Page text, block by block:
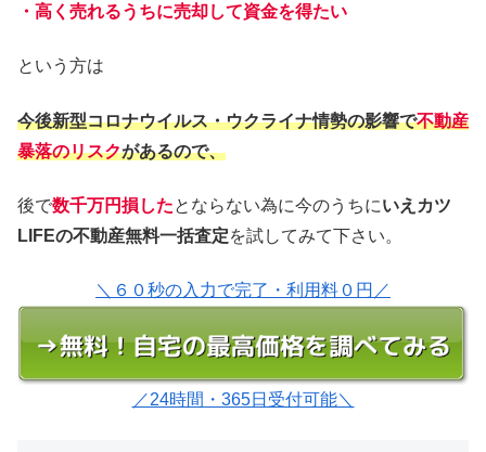
・高く売れるうちに売却して資金を得たい
という方は
今後新型コロナウイルス・ウクライナ情勢の影響で不動産
暴落のリスクがあるので、
後で数千万円損したとならない為に今のうちにいえカツ
LIFEの不動産無料一括査定を試してみて下さい。
＼６０秒の入力で完了・利用料０円／
／24時間・365日受付可能＼